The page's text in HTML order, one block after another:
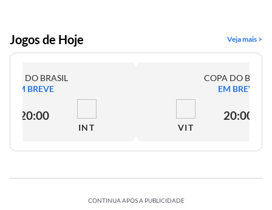
Jogos de Hoje Veja mais >
DO BRASIL
EM BREVE
20:00
INT
COPA DO
EM BREVE
VIT
20:00
CONTINUA APÓS A PUBLICIDADE